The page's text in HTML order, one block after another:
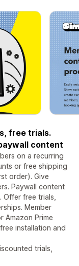
free trials.
content
on a recurring
or free shipping
order). Give
Paywall content
Offer free trials,
Member
Amazon Prime
installation and
trials,